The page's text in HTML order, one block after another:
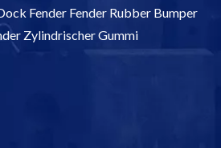
Fender Fender Rubber Bumper
Zylindrischer Gummi